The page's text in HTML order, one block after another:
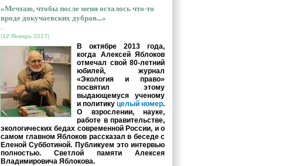
«Мечтаю, чтобы после меня осталось что-то
вроде докучаевских дубрав...»
.
(12 Январь 2017)
В октябре 2013 года,
когда Алексей Яблоков
отмечал свой 80-летний
юбилей, журнал
«Экология и право»
посвятил этому
выдающемуся ученому
и политику целый номер.
О взрослении, науке,
работе в правительстве,
экологических бедах современной России, и о
самом главном Яблоков рассказал в беседе с
Еленой Субботиной. Публикуем это интервью
полностью. Светлой памяти Алексея
Владимировича Яблокова.